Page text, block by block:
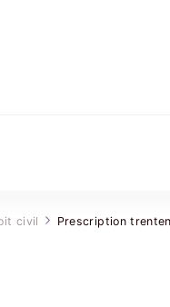
civil Prescription